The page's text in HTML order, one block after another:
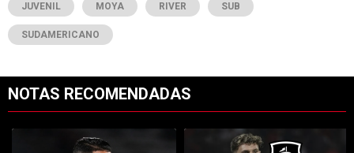
JUVENIL MOYA RIVER SUB
SUDAMERICANO
NOTAS RECOMENDADAS
Un artículo de tendencia con el título "Kevin Castaño se va de
Un artículo de tendencia con el